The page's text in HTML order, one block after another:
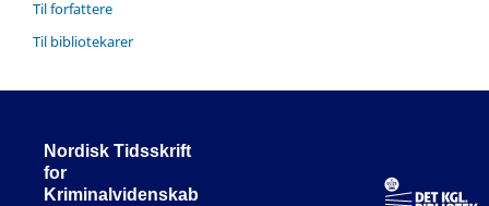
Til forfattere
Til bibliotekarer
Nordisk Tidsskrift
for
Kriminalvidenskab